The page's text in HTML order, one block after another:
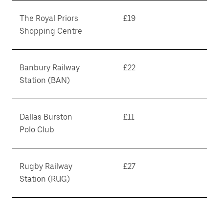
The Royal Priors
Shopping Centre
£19
Banbury Railway
Station (BAN)
£22
Dallas Burston
Polo Club
£11
Rugby Railway
Station (RUG)
£27